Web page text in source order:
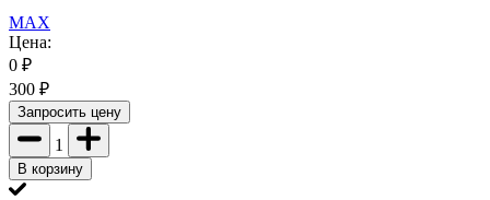
MAX
Цена:
0 ₽
300 ₽
Запросить цену
1
В корзину